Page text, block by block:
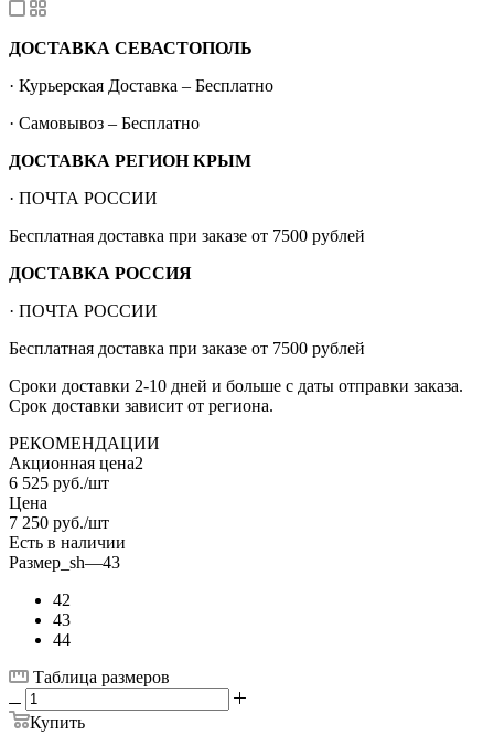
ДОСТАВКА СЕВАСТОПОЛЬ
· Курьерская Доставка – Бесплатно
· Самовывоз – Бесплатно
ДОСТАВКА РЕГИОН КРЫМ
· ПОЧТА РОССИИ
Бесплатная доставка при заказе от 7500 рублей
ДОСТАВКА РОССИЯ
· ПОЧТА РОССИИ
Бесплатная доставка при заказе от 7500 рублей
Сроки доставки 2-10 дней и больше с даты отправки заказа.
Срок доставки зависит от региона.
РЕКОМЕНДАЦИИ
Акционная цена2
6 525 руб./шт
Цена
7 250 руб./шт
Есть в наличии
Размер_sh—43
42
43
44
Таблица размеров
Купить